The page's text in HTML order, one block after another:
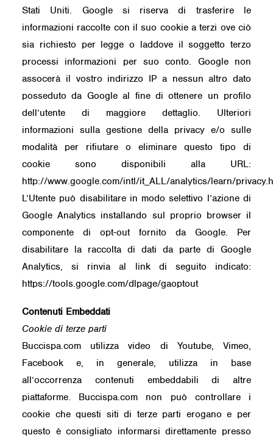
Stati Uniti. Google si riserva di trasferire le
informazioni raccolte con il suo cookie a terzi ove ciò
sia richiesto per legge o laddove il soggetto terzo
processi informazioni per suo conto. Google non
assocerà il vostro indirizzo IP a nessun altro dato
posseduto da Google al fine di ottenere un profilo
dell’utente di maggiore dettaglio. Ulteriori
informazioni sulla gestione della privacy e/o sulle
modalità per rifiutare o eliminare questo tipo di
cookie sono disponibili alla URL:
http://www.google.com/intl/it_ALL/analytics/learn/
L’Utente può disabilitare in modo selettivo l’azione di
Google Analytics installando sul proprio browser il
componente di opt-out fornito da Google. Per
disabilitare la raccolta di dati da parte di Google
Analytics, si rinvia al link di seguito indicato:
https://tools.google.com/dlpage/gaoptout
Contenuti Embeddati
Cookie di terze parti
Buccispa.com utilizza video di Youtube, Vimeo,
Facebook e, in generale, utilizza in base
all’occorrenza contenuti embeddabili di altre
piattaforme. Buccispa.com non può controllare i
cookie che questi siti di terze parti erogano e per
questo è consigliato informarsi direttamente presso